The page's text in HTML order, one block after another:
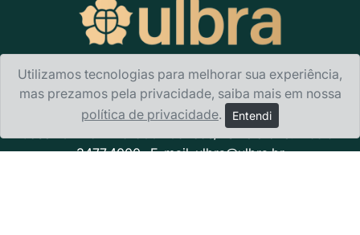
Ulbra Canoas- Avenida Farroupilha, 8001 · Bairro São
José · CEP 92425-900 · Canoas/RS Telefone: + 55 51
3477.4000 · E-mail:ulbra@ulbra.br
Utilizamos tecnologias para melhorar sua experiência,
mas prezamos pela privacidade, saiba mais em nossa
política de privacidade. Entendi